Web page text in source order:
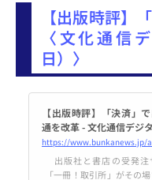
機関等、メディアの紹介
設。登壇者とアドバイザ
【出版時評】
〈文化通信
日）〉
【出版時評】「決済」
通を改革 - 文化通信デジ
出版社と書店の受発注
「一冊！取引所」がその場